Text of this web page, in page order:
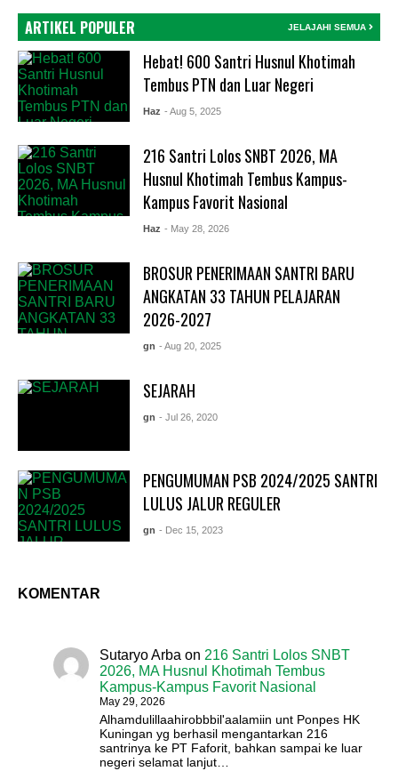
ARTIKEL POPULER JELAJAHI SEMUA
Hebat! 600 Santri Husnul Khotimah
Tembus PTN dan Luar Negeri
Haz - Aug 5, 2025
216 Santri Lolos SNBT 2026, MA
Husnul Khotimah Tembus Kampus-
Kampus Favorit Nasional
Haz - May 28, 2026
BROSUR PENERIMAAN SANTRI BARU
ANGKATAN 33 TAHUN PELAJARAN
2026-2027
gn - Aug 20, 2025
SEJARAH
gn - Jul 26, 2020
PENGUMUMAN PSB 2024/2025 SANTRI
LULUS JALUR REGULER
gn - Dec 15, 2023
KOMENTAR
Sutaryo Arba on 216 Santri Lolos SNBT
2026, MA Husnul Khotimah Tembus
Kampus-Kampus Favorit Nasional
May 29, 2026
Alhamdulillaahirobbbil'aalamiin unt Ponpes HK
Kuningan yg berhasil mengantarkan 216
santrinya ke PT Faforit, bahkan sampai ke luar
negeri selamat lanjut…